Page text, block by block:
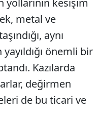
kesişim
metal ve
aynı
önemli bir
Kazılarda
değirmen
de bu ticari ve